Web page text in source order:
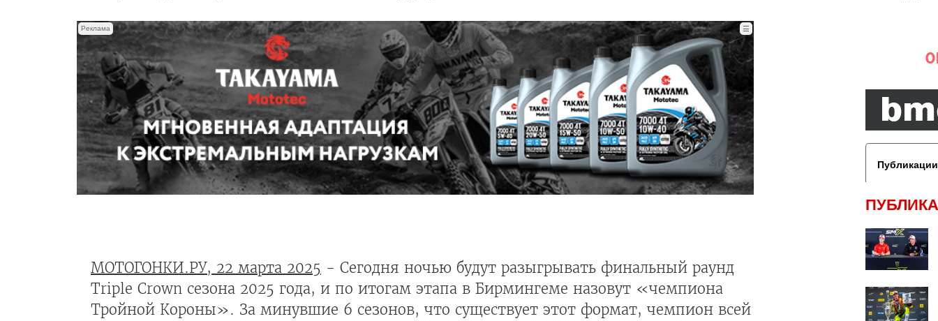
Реклама ☰
МОТОГОНКИ.РУ, 22 марта 2025 - Сегодня ночью будут разыгрывать финальный раунд
Triple Crown сезона 2025 года, и по итогам этапа в Бирмингеме назовут «чемпиона
Тройной Короны». За минувшие 6 сезонов, что существует этот формат, чемпион всей